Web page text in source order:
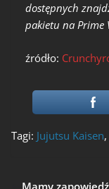
dostępnych
pakietu na Prime
źródło:
Tagi: Jujutsu Kaisen,